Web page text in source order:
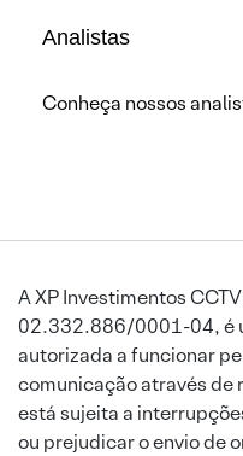
Analistas
Conheça nossos
A XP Investimentos
02.332.886/0001-04, é
autorizada a funcionar
comunicação através de
está sujeita a
ou prejudicar o envio de